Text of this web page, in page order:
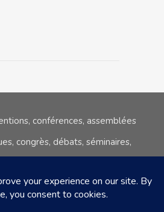
conférences, assemblées
congrès, débats, séminaires,
sc@stephane-courgeon.com